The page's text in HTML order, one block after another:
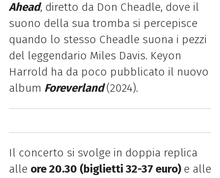
Ahead, diretto da Don Cheadle, dove il
suono della sua tromba si percepisce
quando lo stesso Cheadle suona i pezzi
del leggendario Miles Davis. Keyon
Harrold ha da poco pubblicato il nuovo
album Foreverland(2024).
Il concerto si svolge in doppia replica
alle ore 20.30 (biglietti 32-37 euro) e alle